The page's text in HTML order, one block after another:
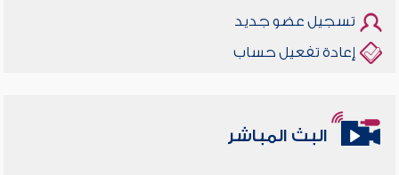
تسجيل عضو جديد
إعادة تفعيل حساب
البث المباشر